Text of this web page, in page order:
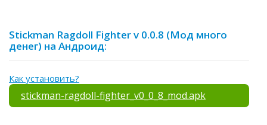
Stickman Ragdoll Fighter v 0.0.8 (Мод много
денег) на Андроид:
Как установить?
stickman-ragdoll-fighter_v0_0_8_mod.apk